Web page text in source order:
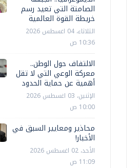
الصامتة التي تعيد رسم
خريطة القوة العالمية
الثلاثاء، 04 اغسطس 2026
10:36 ص
الالتفاف حول الوطن..
معركة الوعي التي لا تقل
أهمية عن حماية الحدود
الإثنين، 03 اغسطس 2026
10:00 ص
محاذير ومعايير السبق في
الأخبار!
الأحد، 02 اغسطس 2026
11:09 ص